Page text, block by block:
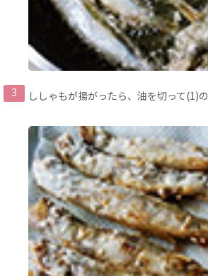
ししゃもが揚がったら、油を切って(1)